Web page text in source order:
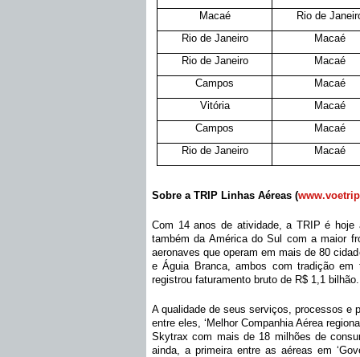
Macaé
Rio de
Rio de Janeiro
Macaé
Rio de Janeiro
Macaé
Campos
Macaé
Vitória
Macaé
Campos
Macaé
Rio de Janeiro
Macaé
Sobre a TRIP Linhas Aéreas (
Com 14 anos de atividade, a TRIP é hoje
também da América do Sul com a maior
aeronaves que operam em mais de 80
e Águia Branca, ambos com tradição em
registrou faturamento bruto de R$ 1,1 bilhão.
A qualidade de seus serviços, processos e
entre eles, ‘Melhor Companhia Aérea
Skytrax com mais de 18 milhões de
ainda, a primeira entre as aéreas em